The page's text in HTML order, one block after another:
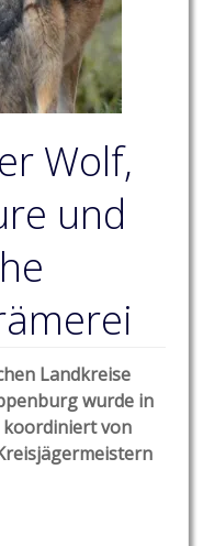
Wolf,
und
Landkreise
wurde in
koordiniert von